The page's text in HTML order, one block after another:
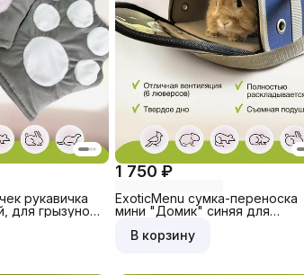
рукавичка
для грызунов,
1 750 ₽
ExoticMenu сумка-переноска
мини "Домик" синяя для
В корзину